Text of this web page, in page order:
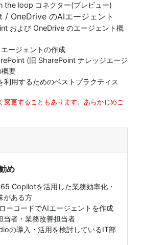
the loop コネクター(プレビュー)
/ OneDrive のAIエージェント
および OneDrive のエージェント概
ージェントの作成
(旧 SharePoint ナレッジエージ
概要
利用するためのベストプラクティス
変更することもあります。あらかじめご
め
Copilotを活用した業務効率化・
がある方
ーコードでAIエージェントを作成
当者・業務改善担当者
の導入・活用を検討しているIT部